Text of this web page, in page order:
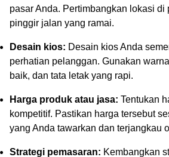
pasar Anda. Pertimbangkan lokasi di
pinggir jalan yang ramai.
Desain kios: Desain kios Anda
perhatian pelanggan. Gunakan
baik, dan tata letak yang rapi.
Harga produk atau jasa: Tentukan
kompetitif. Pastikan harga tersebut
yang Anda tawarkan dan terjangkau
Strategi pemasaran: Kembangkan